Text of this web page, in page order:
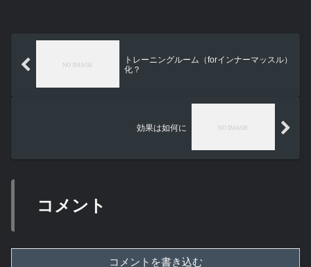
トレーニングルーム（forインナーマッスル）
化？
効果は如何に
コメント
コメントを書き込む